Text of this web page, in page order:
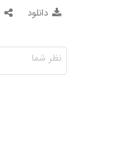
دانلود